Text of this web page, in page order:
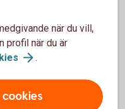
hedgefonder har? Då
vara något för dig.
i flera olika fonder
förvaltare.
när du vill,
profil när du är
.